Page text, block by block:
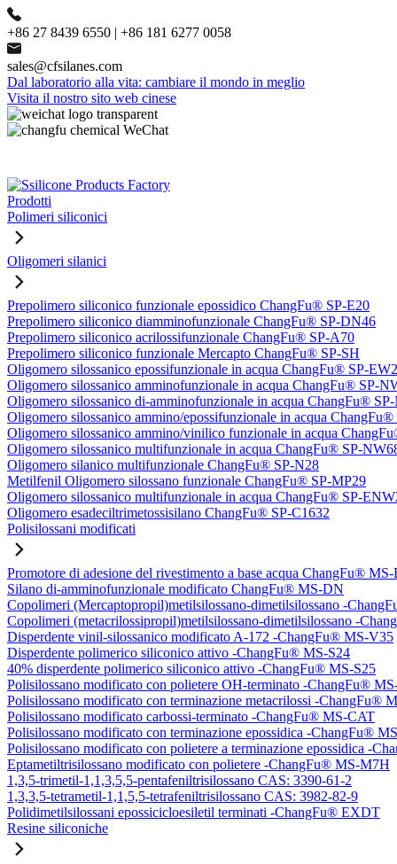
+86 27 8439 6550 | +86 181 6277 0058
sales@cfsilanes.com
Dal laboratorio alla vita: cambiare il mondo in meglio
Visita il nostro sito web cinese
Prodotti
Polimeri siliconici
Oligomeri silanici
Prepolimero siliconico funzionale epossidico ChangFu® SP-E20
Prepolimero siliconico diamminofunzionale ChangFu® SP-DN46
Prepolimero siliconico acrilossifunzionale ChangFu® SP-A70
Prepolimero siliconico funzionale Mercapto ChangFu® SP-SH
Oligomero silossanico epossifunzionale in acqua ChangFu® SP-
Oligomero silossanico amminofunzionale in acqua ChangFu® SP-
Oligomero silossanico di-amminofunzionale in acqua ChangFu®
Oligomero silossanico ammino/epossifunzionale in acqua
Oligomero silossanico ammino/vinilico funzionale in acqua
Oligomero silossanico multifunzionale in acqua ChangFu® SP-
Oligomero silanico multifunzionale ChangFu® SP-N28
Metilfenil Oligomero silossano funzionale ChangFu® SP-MP29
Oligomero silossanico multifunzionale in acqua ChangFu® SP-
Oligomero esadeciltrimetossisilano ChangFu® SP-C1632
Polisilossani modificati
Promotore di adesione del rivestimento a base acqua ChangFu® MS-
Silano di-amminofunzionale modificato ChangFu® MS-DN
Copolimeri (Mercaptopropil)metilsilossano-dimetilsilossano -
Copolimeri (metacrilossipropil)metilsilossano-dimetilsilossano -
Disperdente vinil-silossanico modificato A-172 -ChangFu® MS-V35
Disperdente polimerico siliconico attivo -ChangFu® MS-S24
40% disperdente polimerico siliconico attivo -ChangFu® MS-S25
Polisilossano modificato con polietere OH-terminato -ChangFu®
Polisilossano modificato con terminazione metacrilossi -ChangFu®
Polisilossano modificato carbossi-terminato -ChangFu® MS-CAT
Polisilossano modificato con terminazione epossidica -ChangFu®
Polisilossano modificato con polietere a terminazione epossidica -
Eptametiltrisilossano modificato con polietere -ChangFu® MS-M7H
1,3,5-trimetil-1,1,3,5,5-pentafeniltrisilossano CAS: 3390-61-2
1,3,3,5-tetrametil-1,1,5,5-tetrafeniltrisilossano CAS: 3982-82-9
Polidimetilsilossani epossicicloesiletil terminati -ChangFu® EXDT
Resine siliconiche